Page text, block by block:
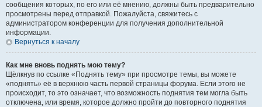
сообщения которых, по его или её мнению, должны быть предварительно
просмотрены перед отправкой. Пожалуйста, свяжитесь с
администратором конференции для получения дополнительной
информации.
Вернуться к началу
Как мне вновь поднять мою тему?
Щёлкнув по ссылке «Поднять тему» при просмотре темы, вы можете
«поднять» её в верхнюю часть первой страницы форума. Если этого не
происходит, то это означает, что возможность поднятия тем могла быть
отключена, или время, которое должно пройти до повторного поднятия